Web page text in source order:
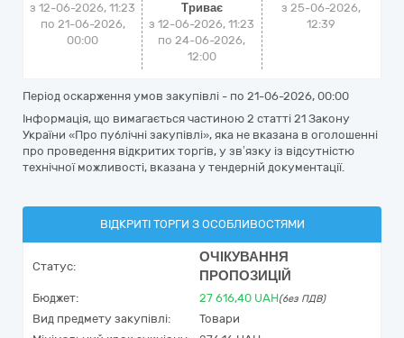
з 12-06-2026, 11:23
по 21-06-2026,
00:00
Триває
з 12-06-2026, 11:23
по 24-06-2026,
12:00
з25-06-2026,
12:39
Період оскарження умов закупівлі - по 21-06-2026, 00:00
Інформація, що вимагається частиною 2 статті 21 Закону
України «Про публічні закупівлі», яка не вказана в оголошенні
про проведення відкритих торгів, у зв’язку із відсутністю
технічної можливості, вказана у тендерній документації.
ВІДКРИТІ ТОРГИ З ОСОБЛИВОСТЯМИ
Статус:
ОЧІКУВАННЯ
ПРОПОЗИЦІЙ
Бюджет: 27 616,40 UAH(без ПДВ)
Вид предмету закупівлі:
Товари